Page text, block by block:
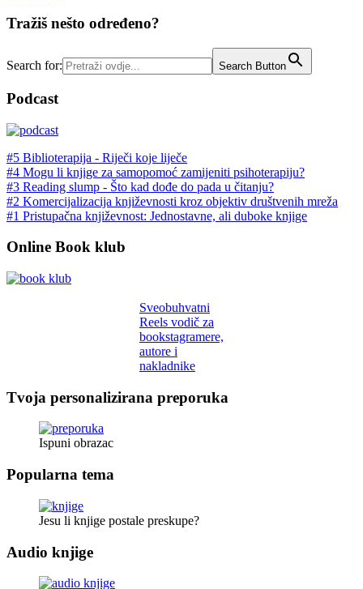
Tražiš nešto određeno?
Search for: Search Button
Podcast
#5 Biblioterapija - Riječi koje liječe
#4 Mogu li knjige za samopomoć zamijeniti psihoterapiju?
#3 Reading slump - Što kad dođe do pada u čitanju?
#2 Komercijalizacija književnosti kroz objektiv društvenih mreža
#1 Pristupačna književnost: Jednostavne, ali duboke knjige
Online Book klub
Sveobuhvatni
Reels vodič za
bookstagramere,
autore i
nakladnike
Tvoja personalizirana preporuka
Ispuni obrazac
Popularna tema
Jesu li knjige postale preskupe?
Audio knjige